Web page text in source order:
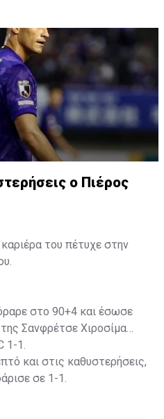
από το χρήστη David Beckham
ο Πιέρος
του πέτυχε στην
στο 90+4 και έσωσε
Σανφρέτσε Χιροσίμα
1-1.
και στις καθυστερήσεις,
σε 1-1.